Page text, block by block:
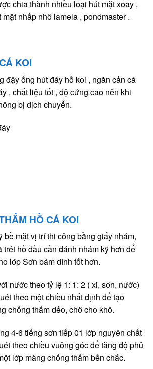
chia thành nhiều loại hút mặt xoay ,
mặt nhấp nhô lamela , pondmaster .
KOI
đậy ống hút đáy hồ koi , ngăn cản cá
, chất liệu tốt , độ cứng cao nên khi
bị dịch chuyển.
HỒ CÁ KOI
bề mặt vị trí thi công bằng giấy nhám,
hồ dầu cần đánh nhám kỹ hơn để
lớp Sơn bám dính tốt hơn.
nước theo tỷ lệ 1: 1: 2 ( xi, sơn, nước)
theo một chiều nhất định để tạo
chống thấm dẻo, chờ cho khô.
4-6 tiếng sơn tiếp 01 lớp nguyên chất
theo chiều vuông góc để tăng độ phủ
lớp màng chống thấm bền chắc.